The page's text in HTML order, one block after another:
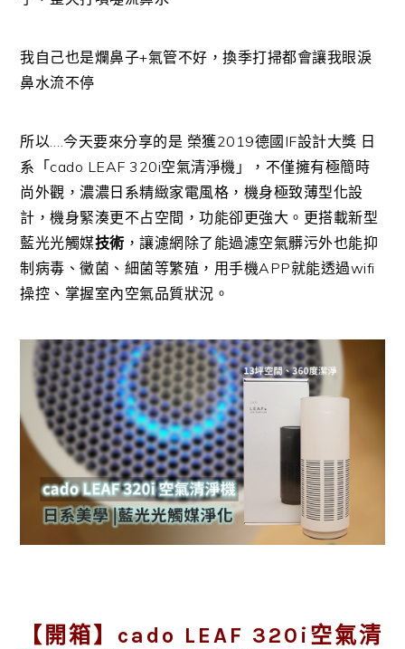
我自己也是爛鼻子+氣管不好，換季打掃都會讓我眼淚
鼻水流不停
所以….今天要來分享的是 榮獲2019德國IF設計大獎 日
系「cado LEAF 320i空氣清淨機」，不僅擁有極簡時
尚外觀，濃濃日系精緻家電風格，機身極致薄型化設
計，機身緊湊更不占空間，功能卻更強大。更搭載新型
藍光光觸媒技術 ，讓濾網除了能過濾空氣髒污外也能抑
制病毒、黴菌、細菌等繁殖，用手機APP就能透過wifi
操控、掌握室內空氣品質狀況。
【開箱】cado LEAF 320i空氣清